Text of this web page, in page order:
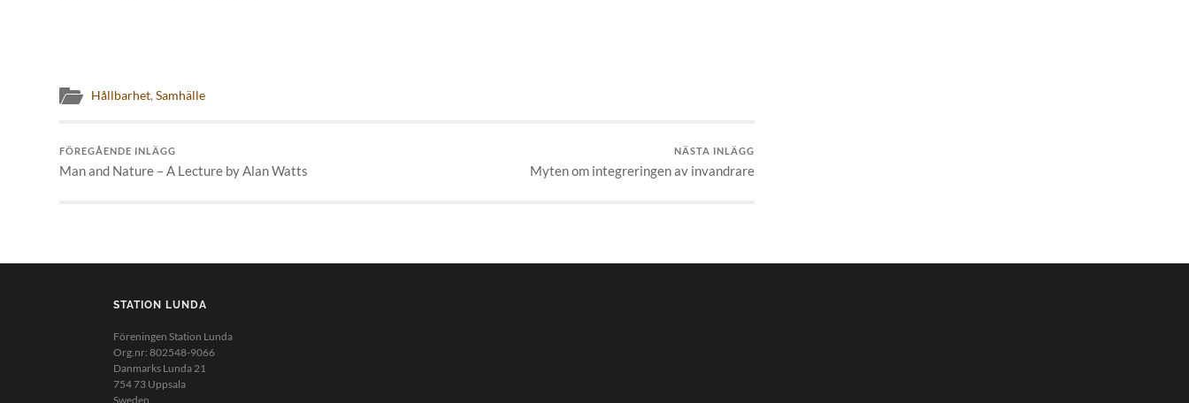
Hållbarhet,Samhälle
FÖREGÅENDE INLÄGG
Man and Nature – A Lecture by Alan Watts
NÄSTA INLÄGG
Myten om integreringen av invandrare
STATION LUNDA
Föreningen Station Lunda
Org.nr: 802548-9066
Danmarks Lunda 21
754 73 Uppsala
Sweden